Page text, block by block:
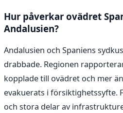
Hur påverkar ovädret
Andalusien?
Andalusien och Spaniens
drabbade. Regionen
kopplade till ovädret och mer
evakuerats i försiktighetssyfte.
och stora delar av